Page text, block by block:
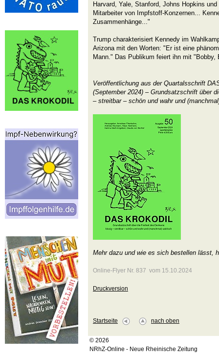
Harvard, Yale, Stanford, Johns Hopkins
Mitarbeiter von Impfstoff-Konzernen...
Zusammenhänge..."
Trump charakterisiert Kennedy im
Arizona mit den Worten: "Er ist eine
Mann." Das Publikum feiert ihn mit "Bobby,
Veröffentlichung aus der Quartalsschrift
(September 2024) – Grundsatzschrift über
– streitbar – schön und wahr und
Mehr dazu und wie es sich bestellen lässt,
Online-Flyer Nr. 837 vom 15.10.2024
Druckversion
Startseite nach oben
© 2026
NRhZ-Online - Neue Rheinische Zeitung